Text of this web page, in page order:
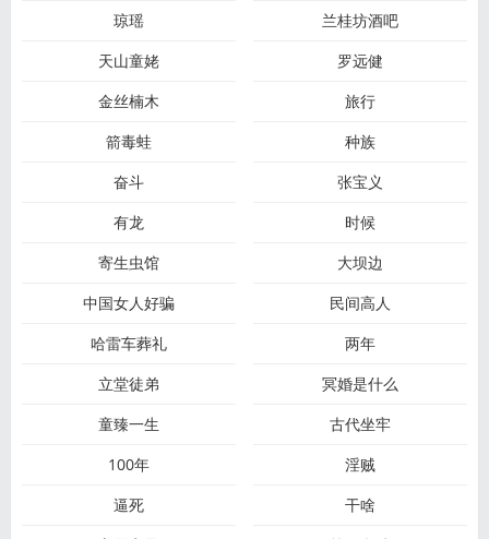
琼瑶
兰桂坊酒吧
天山童姥
罗远健
金丝楠木
旅行
箭毒蛙
种族
奋斗
张宝义
有龙
时候
寄生虫馆
大坝边
中国女人好骗
民间高人
哈雷车葬礼
两年
立堂徒弟
冥婚是什么
童臻一生
古代坐牢
100年
淫贼
逼死
干啥